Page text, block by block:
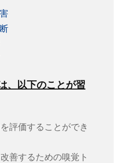
、以下のことが習
評価することができ
善するための嗅覚ト